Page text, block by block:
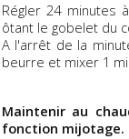
Régler 24 minutes
ôtant le gobelet du
A l'arrêt de la
beurre et mixer 1
Maintenir au
fonction mijotage.